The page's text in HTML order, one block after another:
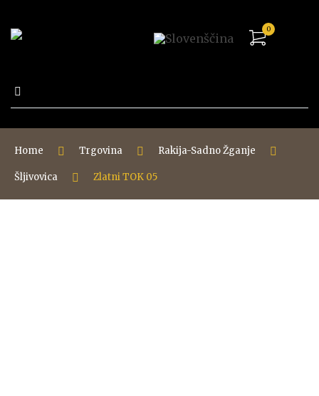
Išči:
0
Home Trgovina Rakija-Sadno Žganje
Šljivovica Zlatni TOK 05